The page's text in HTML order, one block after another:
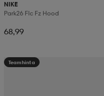
NIKE
Park26 Flc Fz Hood
68,99
Teamhinta